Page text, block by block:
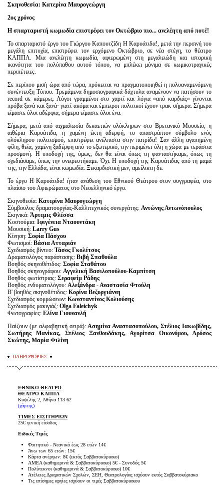
Σκηνοθεσία: Κατερίνα Μαυρογεώργη
2ος χρόνος
Η σπαρταριστή κωμωδία επιστρέφει τον Οκτώβριο πιο... ανελέητη από ποτέ!
Το σπαρταριστό έργο του Γιώργου Καπουτζίδη Η Καρυάτιδα!, μετά την περσινή του
μεγάλη επιτυχία, επιστρέφει τον ερχόμενο Οκτώβριο, σε νέα στέγη, το θέατρο
ΚΑΠΠΑ. Μια ανελέητη κωμωδία, αφιερωμένη στη μεγαλειώδη και ιστορική
ικανότητα του πολύπαθου αυτού τόπου, να μπλέκει μόνιμα σε κωμικοτραγικές
περιπέτειες.
Σε περίπου μισή ώρα από τώρα, πρόκειται να πραγματοποιηθεί η πολυαναμενόμενη
συνέντευξη Τύπου. Τρεμάμενα δημοσιογραφικά δάχτυλα αναμένουν να πατήσουν το
record σε κάμερες. Λόγοι γραμμένοι στο χαρτί και λόγια «από καρδιάς» γίνονται
πρόβα ξανά και ξανά· γιατί ακόμα και έμπειροι πολιτικοί έχουν τρακ σήμερα. Σήμερα
είμαστε όλοι αδέρφια, σήμερα είμαστε όλοι ένα.
Σήμερα, μετά από αιχμαλωσία δεκαετιών ολόκληρων στο Βρετανικό Μουσείο, η
αιθέρια Καρυάτιδα, η χαμένη έκτη αδερφή, το απαστράπτον σύμβολο ενός
ολόκληρου πολιτισμού, επιστρέφει ανέλπιστα στην πατρίδα! Σαν άλλη αγαπημένη
φίλη, θεία, χαμένη ξαδέρφη από το εξωτερικό, την περιμένει όλη η χώρα με τεράστια
προσμονή. Η υποδοχή της, όμως, δεν θα είναι όπως τη φανταστήκαμε, όπως τη
σχεδιάσαμε, όπως την ονειρευτήκαμε. Όχι. Η υποδοχή της Καρυάτιδας από τη μαμά
της, την Ελλάδα, είναι κωμωδία. Ξεκαρδιστική μεν, αμείλικτη δε.
Το έργο Η Καρυάτιδα! ήταν ανάθεση του Εθνικού Θεάτρου στον συγγραφέα, στο
πλαίσιο του Αφιερώματος στο Νεοελληνικό έργο.
Σκηνοθεσία: Κατερίνα Μαυρογεώργη
Σύμβουλος δραματουργίας-Καλλιτεχνικός συνεργάτης: Αντώνης Αντωνόπουλος
Σκηνικά: Άρτεμις Φλέσσα
Κοστούμια: Ιφιγένεια Νταουντάκη
Μουσική: Larry Gus
Κίνηση: Σοφία Πάσχου
Φωτισμοί: Βάσια Ατταριάν
Σχεδιασμός βίντεο: Τάσος Γκολέτσος
Δραματολόγος παράστασης: Βιβή Σπαθούλα
Βοηθός σκηνοθέτιδος: Σοφία Σταθάτου
Βοηθός σκηνογράφου: Αγγελική Βασιλοπούλου-Καμπίτση
Βοηθός φωτίστριας: Σεραφείμ Ράδης
Βοηθός ενδυματολόγου: Αλεξάνδρα - Αναστασία Φτούλη
Β' βοηθός σκηνοθέτιδος: Κορίνα Βεζυργιάννη
Σχεδιασμός κομμώσεων: Κωνσταντίνος Κολιούσης
Σχεδιασμός μακιγιάζ: Olga Faleichyk
Φωτογραφίες: Ελίνα Γιουνανλή
Παίζουν (με αλφαβητική σειρά):Ασημίνα Αναστασοπούλου, Στέλιος Ιακωβίδης,
Σωτήρης Μανίκας, Στέλιος Ξανθουδάκης, Αγορίτσα Οικονόμου, Δρόσος
Σκώτης, Μαρία Φιλίνη
ΠΛΗΡΟΦΟΡΙΕΣ
ΕΘΝΙΚΟ ΘΕΑΤΡΟ
ΘΕΑΤΡΟ ΚΑΠΠΑ
Κυψέλης 2, Αθήνα 113 62
(χάρτης)
ΤΙΜΕΣ ΕΙΣΙΤΗΡΙΩΝ
25€ γενική είσοδος
Ειδικές Τιμές
Φοιτητικό - Νεανικό έως 28 ετών 14€
Άνω των 65 ετών: 15€
Κάρτα ανέργων: 8€ (εκτός Σαββατοκύριακο)
ΑΜΕΑ (καθημερινά & Σαββατοκύριακο) 5€ - Συνοδός 5€
Πολύτεκνοι (καθημερινά & Σαββατοκύριακο) 10€
Ατέλειες Δραματικών Σχολών, ΣΕΗ, Θεατρολογίας ισχύουν εκτός Σαββατοκύριακο
Τις επίσημες αργίες ισχύουν οι τιμές Σαββατοκύριακου